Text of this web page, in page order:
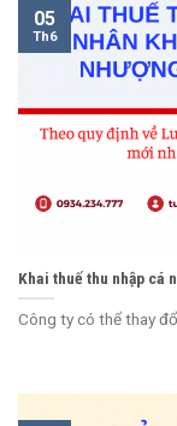
Khai thuế thu nhập cá
Công ty có thể thay
05
Th6